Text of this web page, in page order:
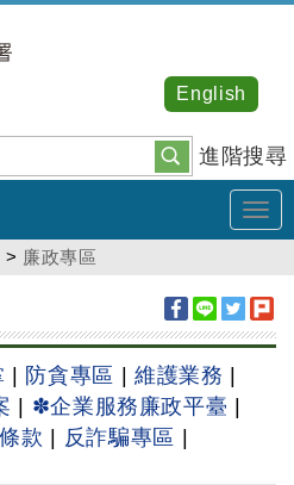
進階搜尋
English
> 廉政專區
防貪專區 維護業務
✽企業服務廉政平臺
款
反詐騙專區